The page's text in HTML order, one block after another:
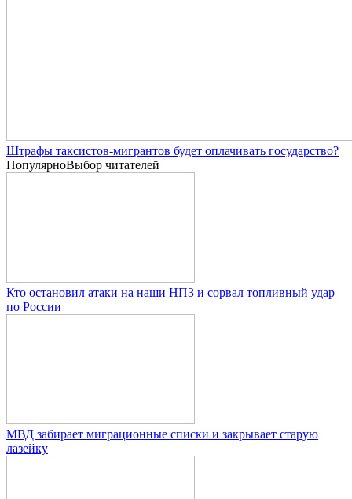
Штрафы таксистов-мигрантов будет оплачивать государство?
ПопулярноВыбор читателей
Кто остановил атаки на наши НПЗ и сорвал топливный удар
по России
МВД забирает миграционные списки и закрывает старую
лазейку